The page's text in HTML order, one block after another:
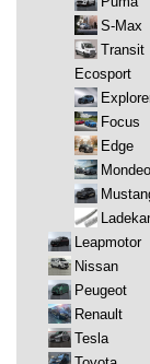
S-Max
Transit
Ecosport
Focus
Edge
Mondeo
Leapmotor
Nissan
Peugeot
Renault
Tesla